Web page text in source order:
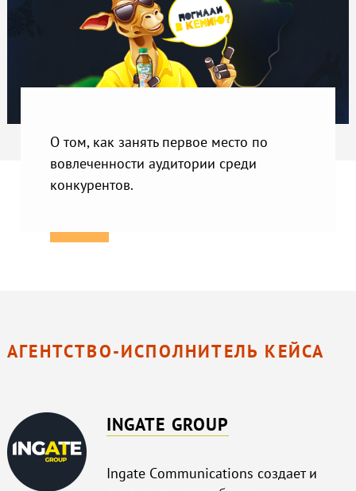
О том, как занять первое место по
вовлеченности аудитории среди
конкурентов.
АГЕНТСТВО-ИСПОЛНИТЕЛЬ КЕЙСА
INGATE GROUP
Ingate Сommunications создает и